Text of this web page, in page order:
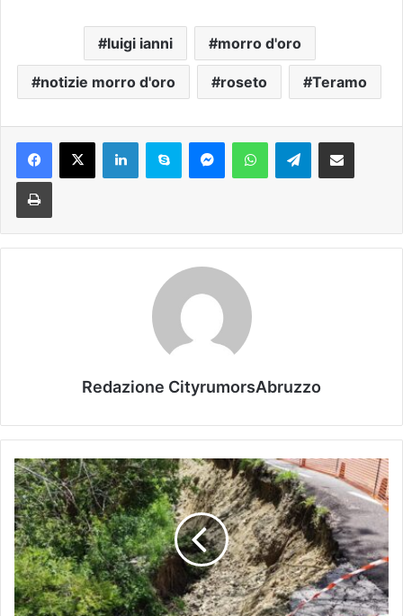
luigi ianni morro d'oro
notizie morro d'oro roseto Teramo
Telegram
Redazione CityrumorsAbruzzo